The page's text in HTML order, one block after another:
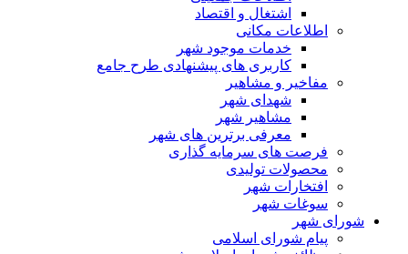
اشتغال و اقتصاد
اطلاعات مکانی
خدمات موجود شهر
کاربری های پیشنهادی طرح جامع
مفاخیر و مشاهیر
شهدای شهر
مشاهیر شهر
معرفی برترین های شهر
فرصت های سرمایه گذاری
محصولات تولیدی
افتخارات شهر
سوغات شهر
شورای شهر
پیام شورای اسلامی